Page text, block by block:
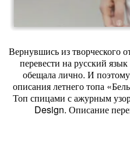
Вернувшись из творческого
перевести на русский
обещала лично. И
описания летнего топа
Топ спицами с ажурным
Design. Описание